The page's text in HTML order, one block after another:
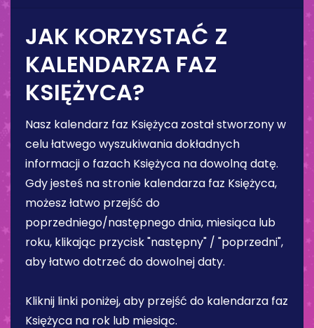
JAK KORZYSTAĆ Z
KALENDARZA FAZ
KSIĘŻYCA?
Nasz kalendarz faz Księżyca został stworzony w
celu łatwego wyszukiwania dokładnych
informacji o fazach Księżyca na dowolną datę.
Gdy jesteś na stronie kalendarza faz Księżyca,
możesz łatwo przejść do
poprzedniego/następnego dnia, miesiąca lub
roku, klikając przycisk "następny" / "poprzedni",
aby łatwo dotrzeć do dowolnej daty.
Kliknij linki poniżej, aby przejść do kalendarza faz
Księżyca na rok lub miesiąc.